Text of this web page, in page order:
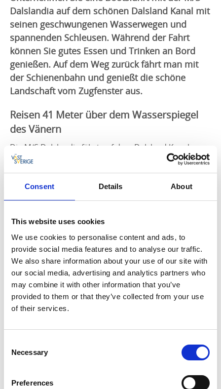
Consent Details About
This website uses cookies
We use cookies to personalise content and ads, to
provide social media features and to analyse our traffic.
We also share information about your use of our site with
our social media, advertising and analytics partners who
may combine it with other information that you’ve
provided to them or that they’ve collected from your use
of their services.
Selection
Necessary
Preferences
Dalslandia auf dem schönen Dalsland Kanal mit
seinen geschwungenen Wasserwegen und
spannenden Schleusen. Während der Fahrt
können Sie gutes Essen und Trinken an Bord
genießen. Auf dem Weg zurück fährt man mit
der Schienenbahn und genießt die schöne
Landschaft vom Zugfenster aus.
Reisen 41 Meter über dem Wasserspiegel
des Vänern
Die M/S Dalslandia fährt auf dem Dalsland Kanal
zwischen Håverud und Bengtsfors in Westschweden.
Auf der Strecke passieren Sie 16 spannende
Schleusen, die das Boot ganze 41m über den
Kombination von Straßenbrücke, Eisenbahnbrücke
Schöne Orte im Dalslands und unberührte
Natur